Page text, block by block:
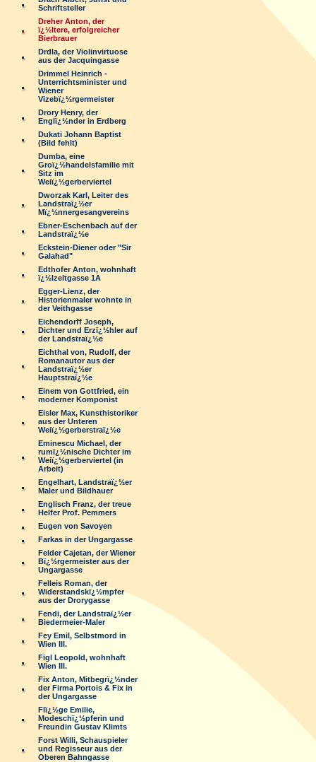
Schriftsteller
Dreher Anton, der
ï¿½ltere, erfolgreicher
Bierbrauer
Drdla, der Violinvirtuose
aus der Jacquingasse
Drimmel Heinrich -
Unterrichtsminister und
Wiener
Vizebï¿½rgermeister
Drory Henry, der
Englï¿½nder in Erdberg
Dukati Johann Baptist
(Bild fehlt)
Dumba, eine
Groï¿½handelsfamilie mit
Sitz im
Weiï¿½gerberviertel
Dworzak Karl, Leiter des
Landstraï¿½er
Mï¿½nnergesangvereins
Ebner-Eschenbach auf der
Landstraï¿½e
Eckstein-Diener oder "Sir
Galahad"
Edthofer Anton, wohnhaft
ï¿½lzeltgasse 1A
Egger-Lienz, der
Historienmaler wohnte in
der Veithgasse
Eichendorff Joseph,
Dichter und Erzï¿½hler auf
der Landstraï¿½e
Eichthal von, Rudolf, der
Romanautor aus der
Landstraï¿½er
Hauptstraï¿½e
Einem von Gottfried, ein
moderner Komponist
Eisler Max, Kunsthistoriker
aus der Unteren
Weiï¿½gerberstraï¿½e
Eminescu Michael, der
rumï¿½nische Dichter im
Weiï¿½gerberviertel (in
Arbeit)
Engelhart, Landstraï¿½er
Maler und Bildhauer
Englisch Franz, der treue
Helfer Prof. Pemmers
Eugen von Savoyen
Farkas in der Ungargasse
Felder Cajetan, der Wiener
Bï¿½rgermeister aus der
Ungargasse
Felleis Roman, der
Widerstandskï¿½mpfer
aus der Drorygasse
Fendi, der Landstraï¿½er
Biedermeier-Maler
Fey Emil, Selbstmord in
Wien III.
Figl Leopold, wohnhaft
Wien III.
Fix Anton, Mitbegrï¿½nder
der Firma Portois & Fix in
der Ungargasse
Flï¿½ge Emilie,
Modeschï¿½pferin und
Freundin Gustav Klimts
Forst Willi, Schauspieler
und Regisseur aus der
Oberen Bahngasse